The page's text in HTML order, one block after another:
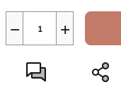
+
−